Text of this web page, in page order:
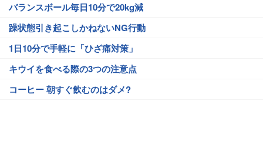
バランスボール毎日10分で20kg減
躁状態引き起こしかねないNG行動
1日10分で手軽に「ひざ痛対策」
キウイを食べる際の3つの注意点
コーヒー 朝すぐ飲むのはダメ?